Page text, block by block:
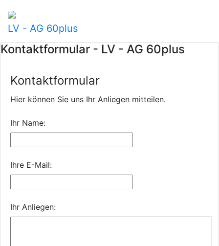
LV - AG 60plus
Kontaktformular - LV - AG 60plus
Kontaktformular
Hier können Sie uns Ihr Anliegen mitteilen.
Ihr Name:
Ihre E-Mail:
Ihr Anliegen: